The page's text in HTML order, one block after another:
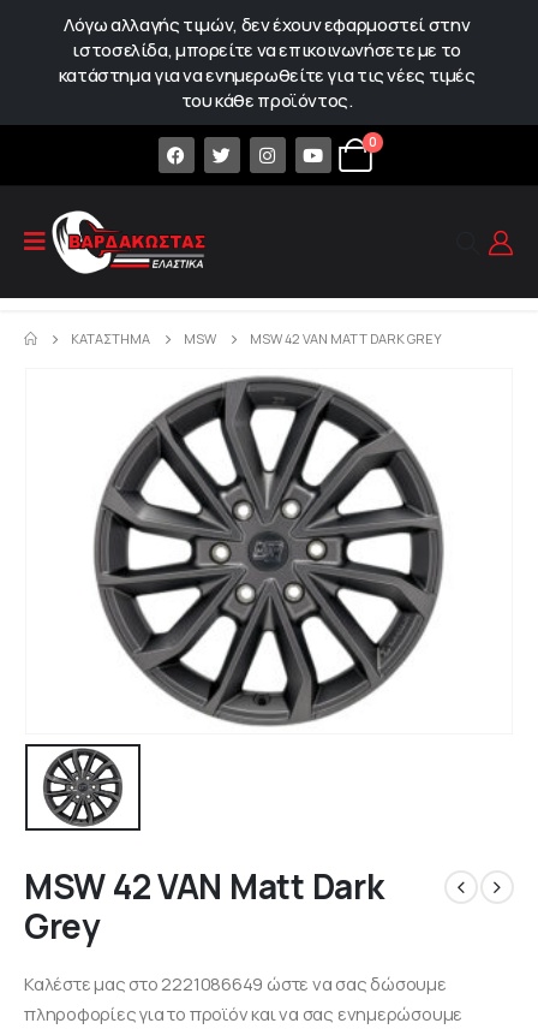
Λόγω αλλαγής τιμών, δεν έχουν εφαρμοστεί στην
ιστοσελίδα, μπορείτε να επικοινωνήσετε με το
κατάστημα για να ενημερωθείτε για τις νέες τιμές
του κάθε προϊόντος.
0
ΚΑΤΆΣΤΗΜΑ MSW MSW 42 VAN MATT DARK GREY
MSW 42 VAN Matt Dark
Grey
Καλέστε μας στο 2221086649 ώστε να σας δώσουμε
πληροφορίες για το προϊόν και να σας ενημερώσουμε